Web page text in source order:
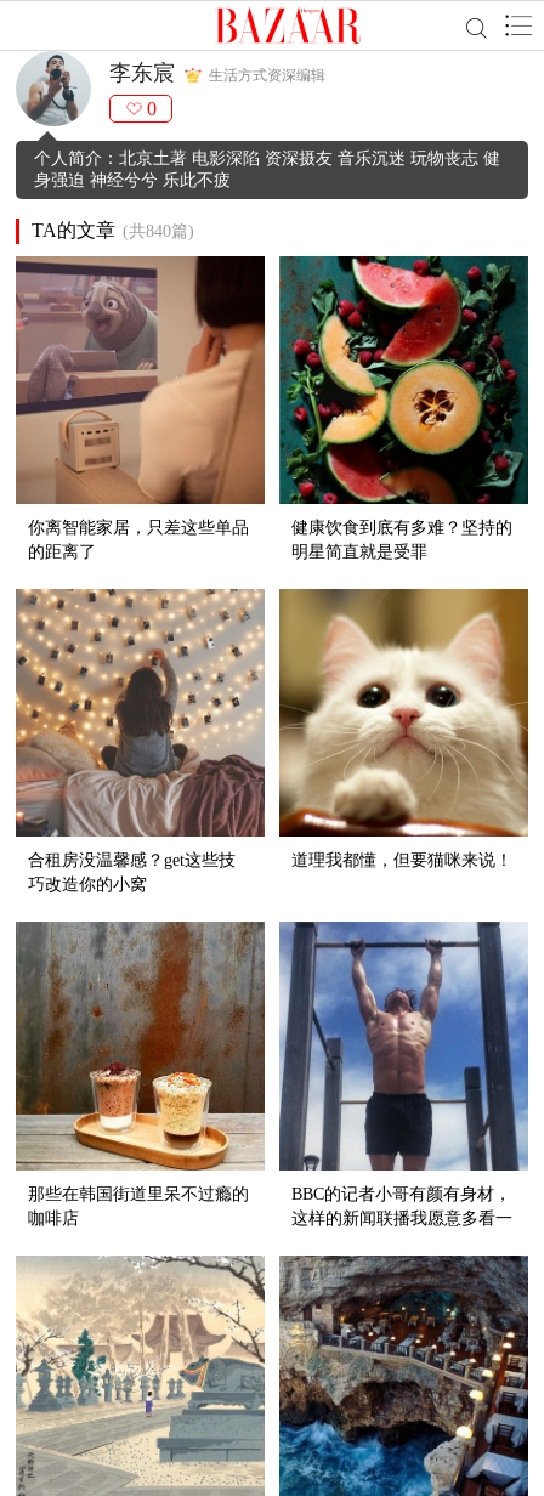
李东宸 生活方式资深编辑
0
个人简介：北京土著 电影深陷 资深摄友 音乐沉迷 玩物丧志 健
身强迫 神经兮兮 乐此不疲
TA的文章 (共840篇)
你离智能家居，只差这些单品
的距离了
健康饮食到底有多难？坚持的
明星简直就是受罪
合租房没温馨感？get这些技
巧改造你的小窝
道理我都懂，但要猫咪来说！
那些在韩国街道里呆不过瘾的
咖啡店
BBC的记者小哥有颜有身材，
这样的新闻联播我愿意多看一